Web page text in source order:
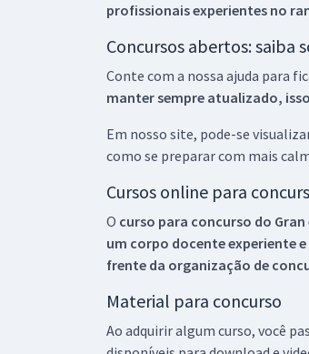
profissionais experientes no
Concursos abertos: saiba
Conte com a nossa ajuda para
manter sempre atualizado,
Em nosso site, pode-se
como se preparar com mais
Cursos online para
O curso para concurso do
um corpo docente experiente
frente da organização de
Material para concurso
Ao adquirir algum curso, você